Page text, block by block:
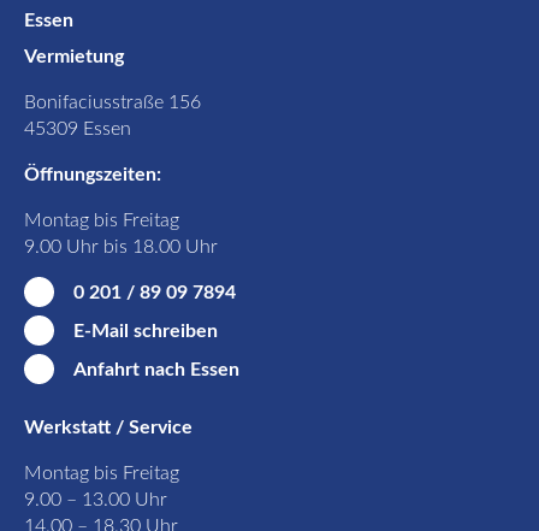
Essen
Vermietung
Bonifaciusstraße 156
45309 Essen
Öffnungszeiten:
Montag bis Freitag
9.00 Uhr bis 18.00 Uhr
0 201 / 89 09 7894
E-Mail schreiben
Anfahrt nach Essen
Werkstatt / Service
Montag bis Freitag
9.00 – 13.00 Uhr
14.00 – 18.30 Uhr